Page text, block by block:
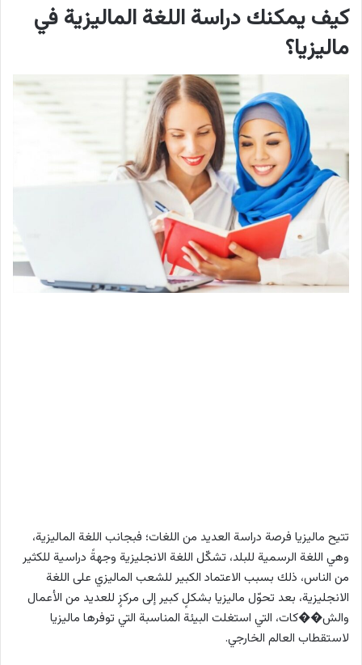
كيف يمكنك دراسة اللغة الماليزية في
ماليزيا؟
تتيح ماليزيا فرصة دراسة العديد من اللغات؛ فبجانب اللغة الماليزية،
وهي اللغة الرسمية للبلد، تشكّل اللغة الانجليزية وجهةً دراسية للكثير
من الناس، ذلك بسبب الاعتماد الكبير للشعب الماليزي على اللغة
الانجليزية، بعد تحوّل ماليزيا بشكلٍ كبير إلى مركزٍ للعديد من الأعمال
والش��كات، التي استغلت البيئة المناسبة التي توفرها ماليزيا
لاستقطاب العالم الخارجي.